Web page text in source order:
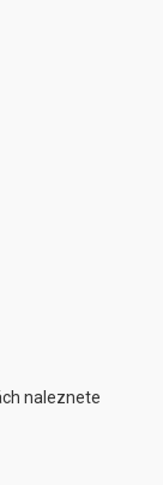
naleznete